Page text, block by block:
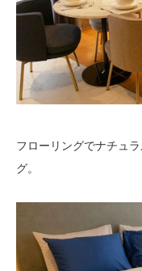
フローリングでナチュ
グ。